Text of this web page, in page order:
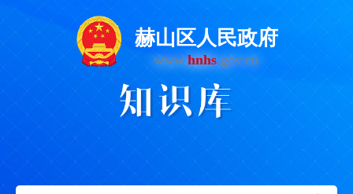
赫山区人民政府
www.hnhs.gov.cn